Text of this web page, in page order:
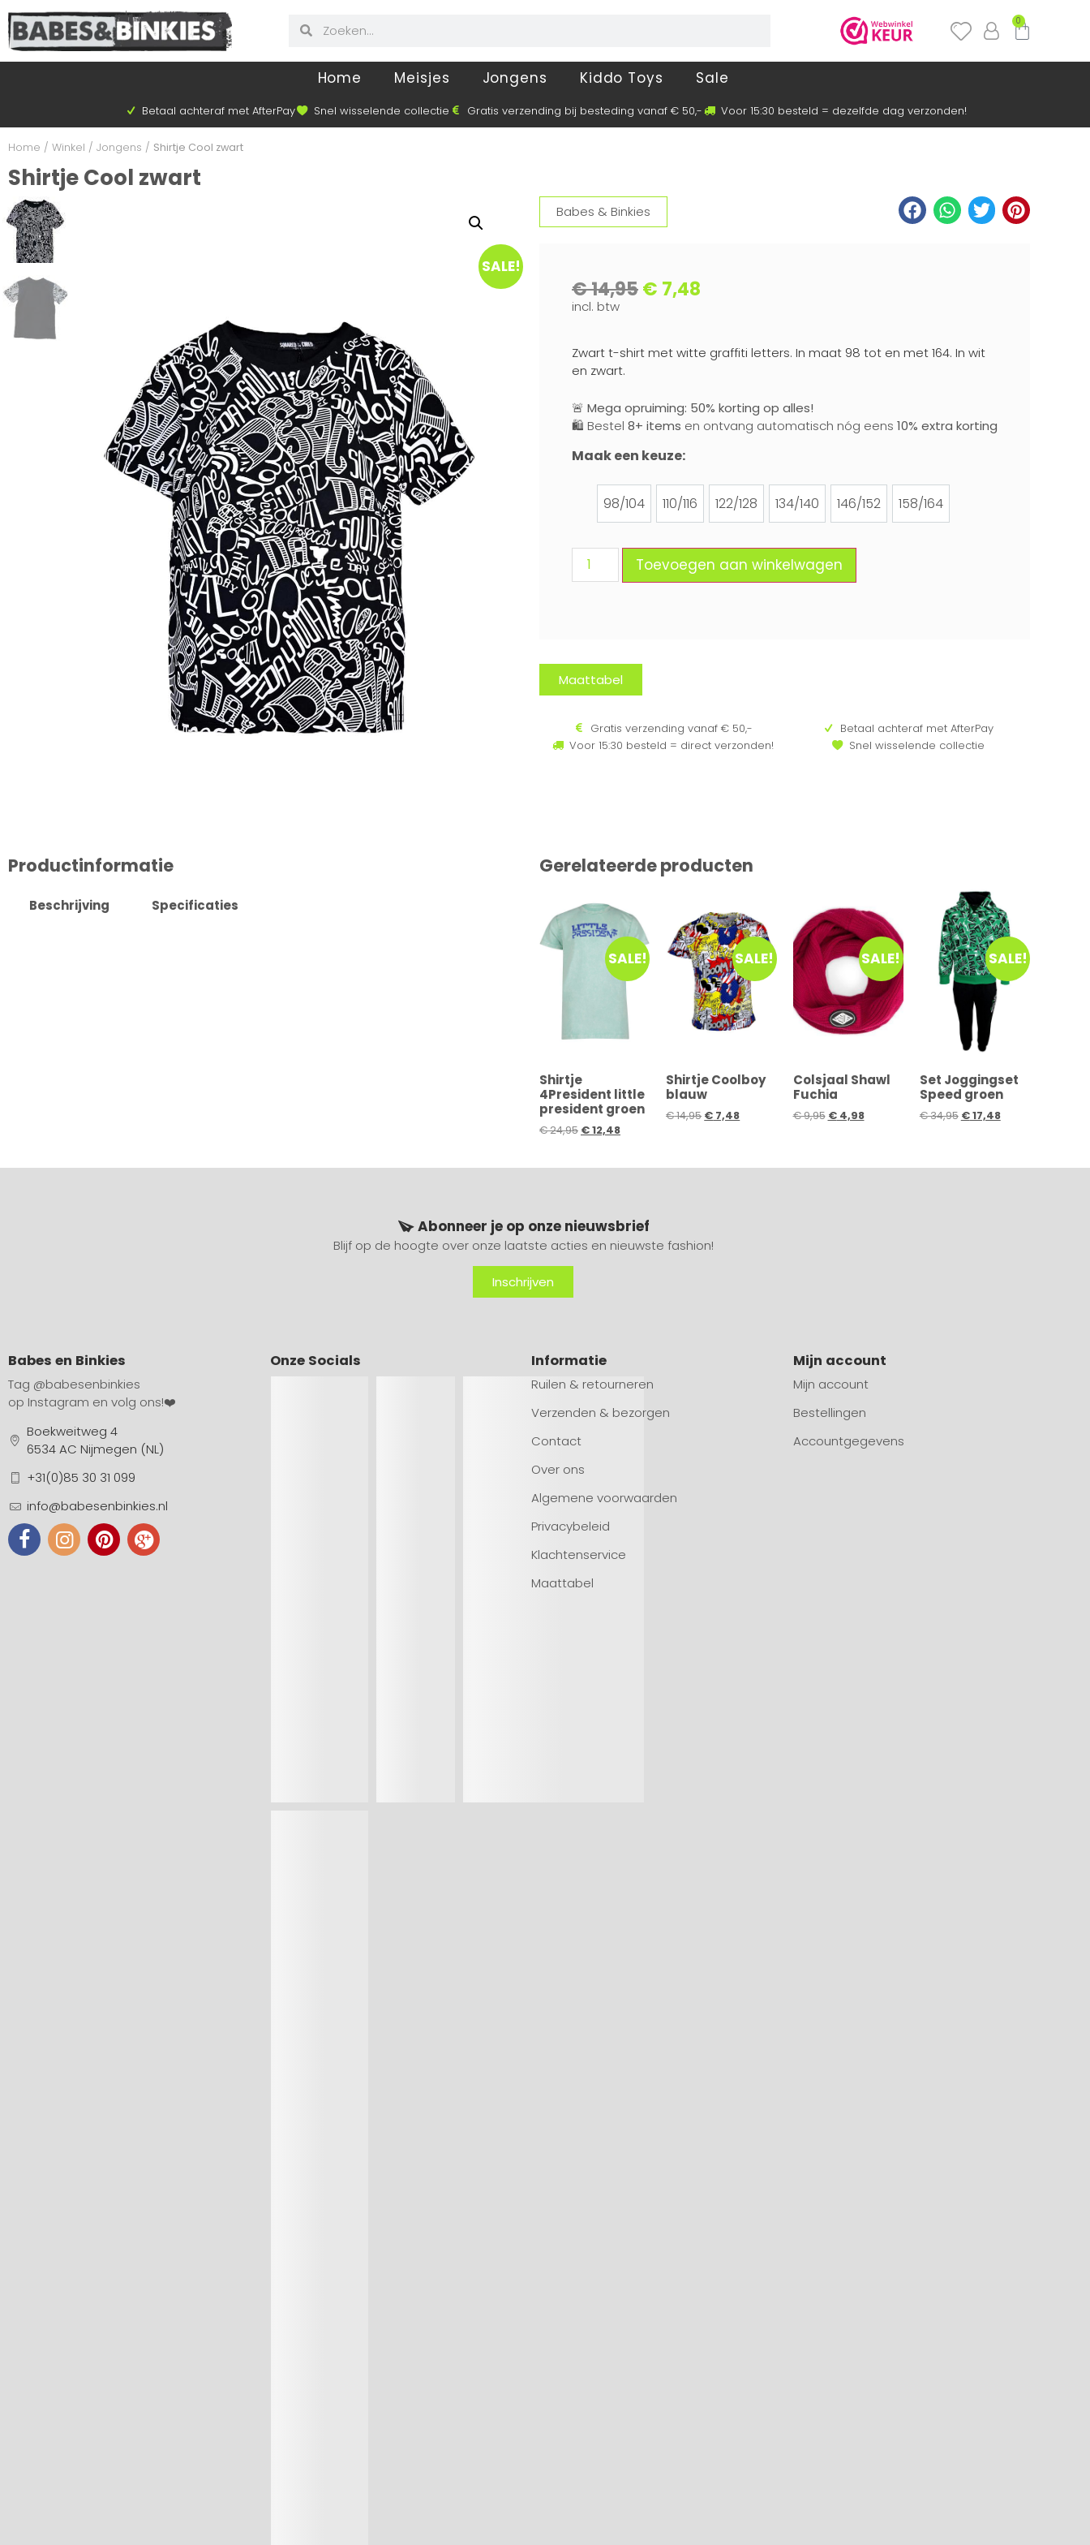
0
Home Meisjes Jongens Kiddo Toys Sale
Betaal achteraf met AfterPay Snel wisselende collectie Gratis verzending bij besteding vanaf € 50,- Voor 15:30 besteld = dezelfde dag verzonden!
Home / Winkel / Jongens / Shirtje Cool zwart
Shirtje Cool zwart
SALE!
Babes & Binkies
€14,95€ 7,48
incl. btw
Zwart t-shirt met witte graffiti letters. In maat 98 tot en met 164. In wit
en zwart.
🚨 Mega opruiming: 50% korting op alles!
🛍️ Bestel 8+ items en ontvang automatisch nóg eens 10% extra korting
Maak een keuze:
98/104
98/104
110/116
110/116
122/128
122/128
134/140
134/140
146/152
146/152
158/164
158/164
Toevoegen aan winkelwagen
Maattabel
Gratis verzending vanaf € 50,-
Voor 15:30 besteld = direct verzonden!
Betaal achteraf met AfterPay
Snel wisselende collectie
Productinformatie
Beschrijving Specificaties
Gerelateerde producten
SALE!
Shirtje
4President little
president groen
€24,95 €12,48
SALE!
Shirtje Coolboy
blauw
€14,95 € 7,48
SALE!
Colsjaal Shawl
Fuchia
€9,95 €4,98
SALE!
Set Joggingset
Speed groen
€34,95 €17,48
Abonneer je op onze nieuwsbrief
Blijf op de hoogte over onze laatste acties en nieuwste fashion!
Inschrijven
Babes en Binkies
Tag @babesenbinkies
op Instagram en volg ons!❤️
Boekweitweg 4
6534 AC Nijmegen (NL)
+31(0)85 30 31 099
info@babesenbinkies.nl
Onze Socials Informatie
Ruilen & retourneren
Verzenden & bezorgen
Contact
Over ons
Algemene voorwaarden
Privacybeleid
Klachtenservice
Maattabel
Mijn account
Mijn account
Bestellingen
Accountgegevens